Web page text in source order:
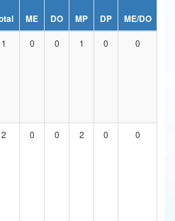
e Comunicações
Humanos
ME DO MP DP ME/DO
1 0 0 1 0 0
2 0 0 2 0 0